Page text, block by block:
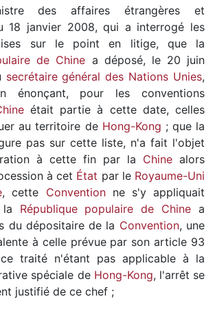
des affaires étrangères et
18 janvier 2008, qui a interrogé les
sur le point en litige, que la
de Chine a déposé, le 20 juin
secrétaire général des Nations Unies,
énonçant, pour les conventions
était partie à cette date, celles
au territoire de Hong-Kong ; que la
pas sur cette liste, n'a fait l'objet
à cette fin par la Chine alors
à cet État par le Royaume-Uni
, cette Conventionne s'y appliquait
la République populaire de Chine a
du dépositaire de la Convention, une
à celle prévue par son article 93
traité n'étant pas applicable à la
spéciale de Hong-Kong, l'arrêt se
justifié de ce chef ;